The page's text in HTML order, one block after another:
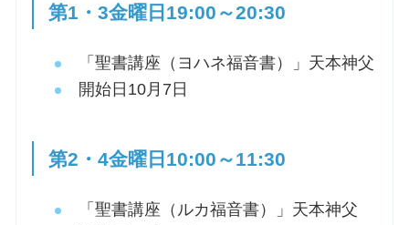
第1・3金曜日19:00～20:30
「聖書講座（ヨハネ福音書）」天本神父
開始日10月7日
第2・4金曜日10:00～11:30
「聖書講座（ルカ福音書）」天本神父